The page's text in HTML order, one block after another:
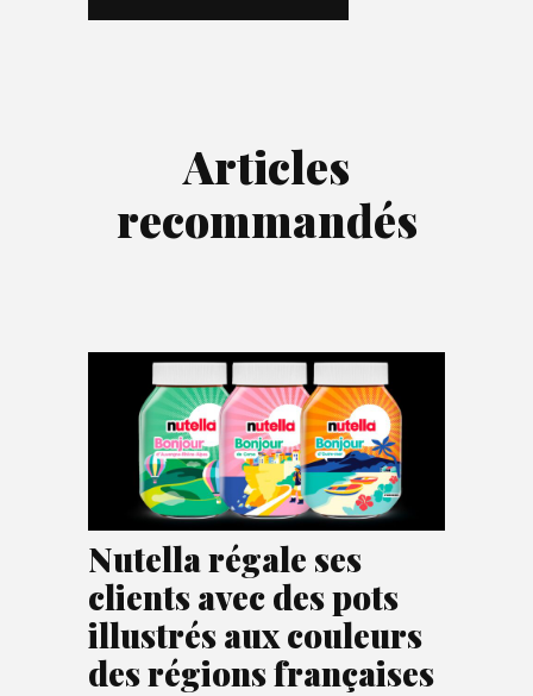
Articles
recommandés
Nutella régale ses
clients avec des pots
illustrés aux couleurs
des régions françaises